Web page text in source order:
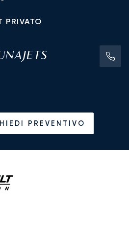
PRIVATO
PREVENTIVO